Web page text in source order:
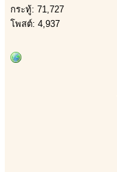
กระทู้: 71,727
โพสต์: 4,937